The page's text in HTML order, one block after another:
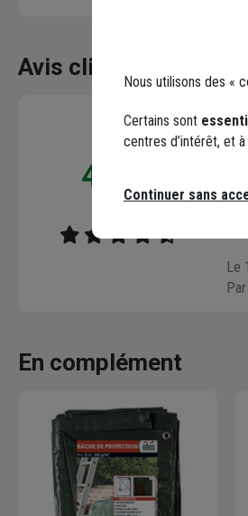
Avis clients
4,7
4 /
Le
En complément
Nous utilisons des «
Certains sont
centres d’intérêt, et
Continuer sans